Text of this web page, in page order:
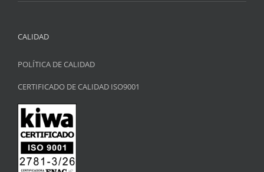
CALIDAD
POLÍTICA DE CALIDAD
CERTIFICADO DE CALIDAD ISO9001